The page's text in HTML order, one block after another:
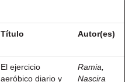
Título Autor(es)
El ejercicio
aeróbico diario y
Ramia,
Nascira